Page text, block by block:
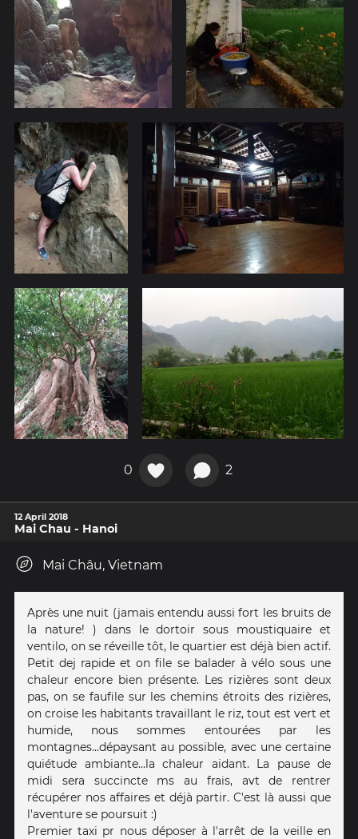
0 2
12 April 2018
Mai Chau - Hanoi
Mai Châu, Vietnam
Après une nuit (jamais entendu aussi fort les bruits de
la nature! ) dans le dortoir sous moustiquaire et
ventilo, on se réveille tôt, le quartier est déjà bien actif.
Petit dej rapide et on file se balader à vélo sous une
chaleur encore bien présente. Les rizières sont deux
pas, on se faufile sur les chemins étroits des rizières,
on croise les habitants travaillant le riz, tout est vert et
humide, nous sommes entourées par les
montagnes...dépaysant au possible, avec une certaine
quiétude ambiante...la chaleur aidant. La pause de
midi sera succincte ms au frais, avt de rentrer
récupérer nos affaires et déjà partir. C'est là aussi que
l'aventure se poursuit :)
Premier taxi pr nous déposer à l'arrêt de la veille en